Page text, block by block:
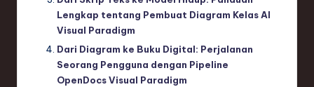
Lengkap tentang Pembuat Diagram Kelas AI
Visual Paradigm
Dari Diagram ke Buku Digital: Perjalanan
Seorang Pengguna dengan Pipeline
OpenDocs Visual Paradigm